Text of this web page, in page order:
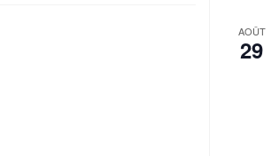
AOÛT
29